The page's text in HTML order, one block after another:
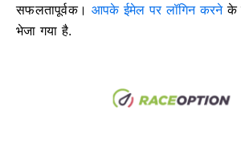
सफलतापूर्वक। आपके ईमेल पर लॉगिन करनेके
भेजा गया है.